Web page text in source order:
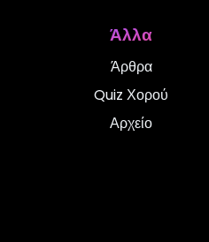
Άλλα
Άρθρα
Quiz Χορού
Αρχείο